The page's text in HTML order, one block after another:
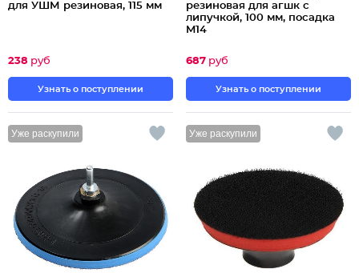
для УШМ резиновая, 115 мм
238 руб
Узнать о поступлении
резиновая для агшк с
липучкой, 100 мм, посадка
M14
687 руб
Узнать о поступлении
Уже раскупили Уже раскупили